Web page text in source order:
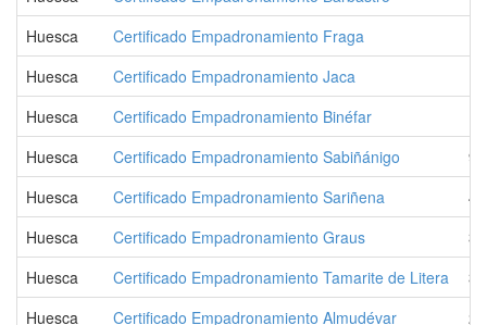
Huesca
Certificado Empadronamiento Fraga
Huesca
Certificado Empadronamiento Jaca
Huesca
Certificado Empadronamiento Binéfar
Huesca
Certificado Empadronamiento Sabiñánigo
Huesca
Certificado Empadronamiento Sariñena
Huesca
Certificado Empadronamiento Graus
Huesca
Certificado Empadronamiento Tamarite de Litera
Huesca
Certificado Empadronamiento Almudévar